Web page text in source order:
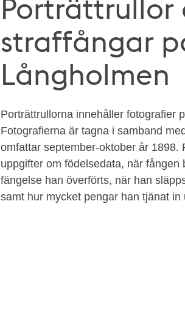
straffångar
Långholmen
Porträttrullorna innehåller fotografier
Fotografierna är tagna i samband
omfattar september-oktober år 1898.
uppgifter om födelsedata, när
fängelse han överförts, när han
samt hur mycket pengar han tjänat